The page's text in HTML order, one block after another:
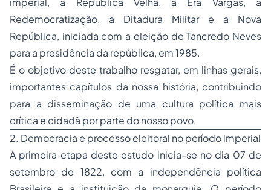
Redemocratização, a Ditadura Militar e a Nova
República, iniciada com a eleição de Tancredo Neves
para a presidência da república, em 1985.
É o objetivo deste trabalho resgatar, em linhas gerais,
importantes capítulos da nossa história, contribuindo
para a disseminação de uma cultura política mais
crítica e cidadã por parte do nosso povo.
2. Democracia e processo eleitoral no período imperial
A primeira etapa deste estudo inicia-se no dia 07 de
setembro de 1822, com a independência política